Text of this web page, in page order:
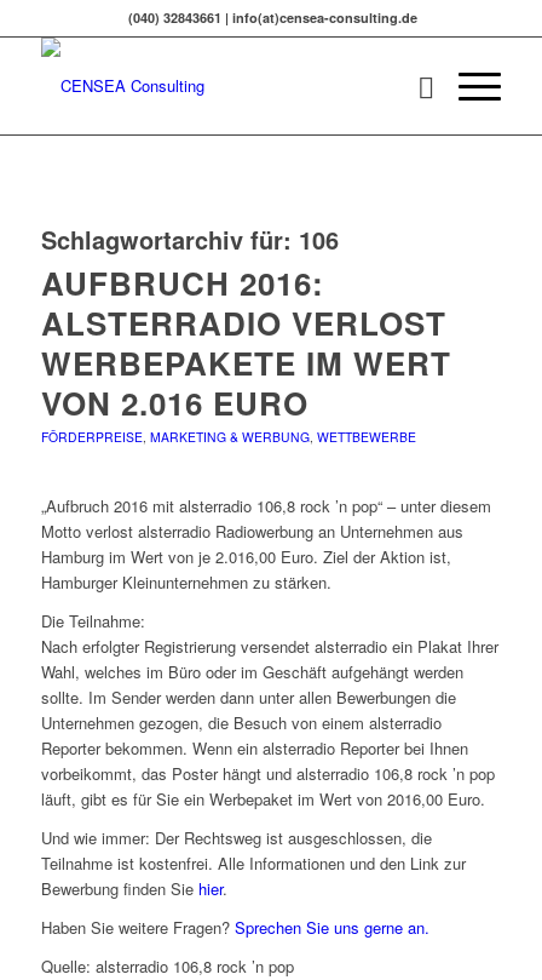
(040) 32843661 | info(at)censea-consulting.de
Schlagwortarchiv für: 106
AUFBRUCH 2016:
ALSTERRADIO VERLOST
WERBEPAKETE IM WERT
VON 2.016 EURO
FÖRDERPREISE, MARKETING & WERBUNG, WETTBEWERBE
„Aufbruch 2016 mit alsterradio 106,8 rock ’n pop“ – unter diesem
Motto verlost alsterradio Radiowerbung an Unternehmen aus
Hamburg im Wert von je 2.016,00 Euro. Ziel der Aktion ist,
Hamburger Kleinunternehmen zu stärken.
Die Teilnahme:
Nach erfolgter Registrierung versendet alsterradio ein Plakat Ihrer
Wahl, welches im Büro oder im Geschäft aufgehängt werden
sollte. Im Sender werden dann unter allen Bewerbungen die
Unternehmen gezogen, die Besuch von einem alsterradio
Reporter bekommen. Wenn ein alsterradio Reporter bei Ihnen
vorbeikommt, das Poster hängt und alsterradio 106,8 rock ’n pop
läuft, gibt es für Sie ein Werbepaket im Wert von 2016,00 Euro.
Und wie immer: Der Rechtsweg ist ausgeschlossen, die
Teilnahme ist kostenfrei. Alle Informationen und den Link zur
Bewerbung finden Sie hier.
Haben Sie weitere Fragen? Sprechen Sie uns gerne an.
Quelle: alsterradio 106,8 rock ’n pop